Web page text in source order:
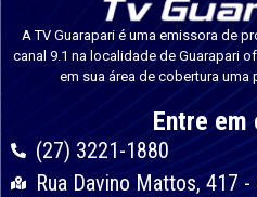
A TV Guarapari é uma emissora de
canal 9.1 na localidade de Guarapari
em sua área de cobertura uma
Entre em
(27) 3221-1880
Rua Davino Mattos, 417